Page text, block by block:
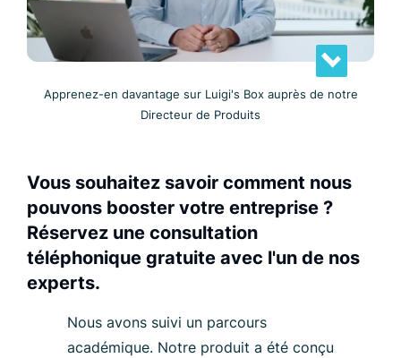
Apprenez-en davantage sur Luigi's Box auprès de notre
Directeur de Produits
Vous souhaitez savoir comment nous
pouvons booster votre entreprise ?
Réservez une consultation
téléphonique gratuite avec l'un de nos
experts.
Nous avons suivi un parcours
académique. Notre produit a été conçu